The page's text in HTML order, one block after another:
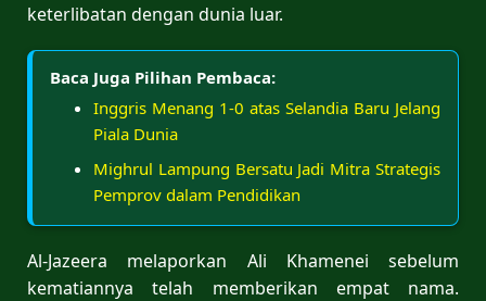
keterlibatan dengan dunia luar.
Baca Juga Pilihan Pembaca:
Inggris Menang 1-0 atas Selandia Baru Jelang
Piala Dunia
Mighrul Lampung Bersatu Jadi Mitra Strategis
Pemprov dalam Pendidikan
Al-Jazeera melaporkan Ali Khamenei sebelum
kematiannya telah memberikan empat nama.